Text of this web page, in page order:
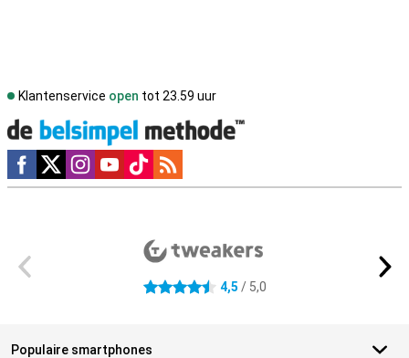
Klantenservice open tot 23.59 uur
Social media
4.5 sterren 4,5 / 5,0
Populaire smartphones